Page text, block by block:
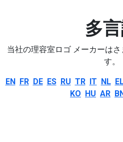
多
当社の理容室ロゴ メーカーは
す。
EN FR DE ES RU TR IT NL
KO HU AR